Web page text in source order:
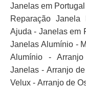
Janelas em
Reparação
Ajuda - Janelas em
Janelas Alumínio -
Alumínio -
Janelas - Arranjo
Velux - Arranjo de